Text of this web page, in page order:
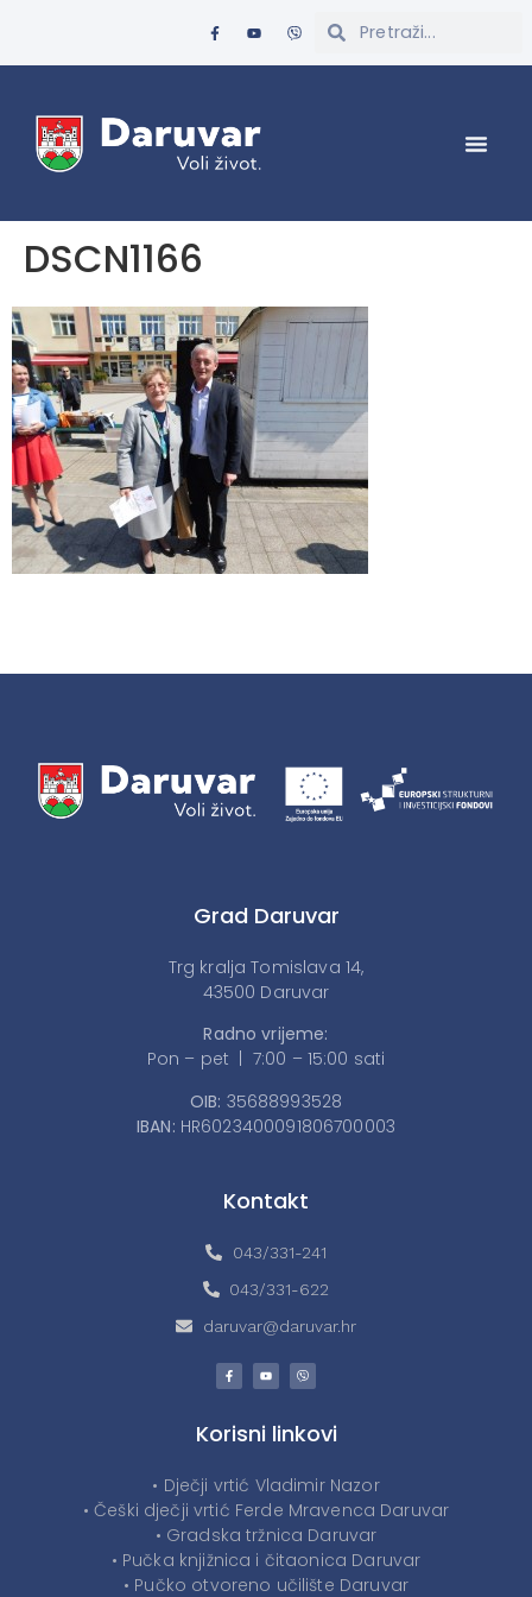
DSCN1166
Grad Daruvar
Trg kralja Tomislava 14,
43500 Daruvar
Radno vrijeme:
Pon – pet | 7:00 – 15:00 sati
OIB: 35688993528
IBAN: HR6023400091806700003
Kontakt
043/331-241
043/331-622
daruvar@daruvar.hr
Korisni linkovi
• Dječji vrtić Vladimir Nazor
• Češki dječji vrtić Ferde Mravenca Daruvar
• Gradska tržnica Daruvar
• Pučka knjižnica i čitaonica Daruvar
• Pučko otvoreno učilište Daruvar